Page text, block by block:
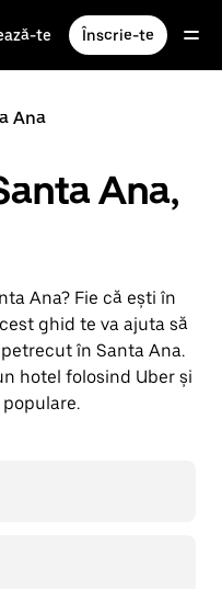
te Înscrie-te
Ana
Ana,
Ana? Fie că ești în
ghid te va ajuta să
în Santa Ana.
hotel folosind Uber și